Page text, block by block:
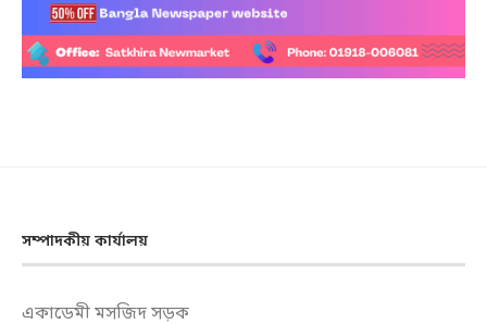
সম্পাদকীয় কার্যালয়
একাডেমী মসজিদ সড়ক